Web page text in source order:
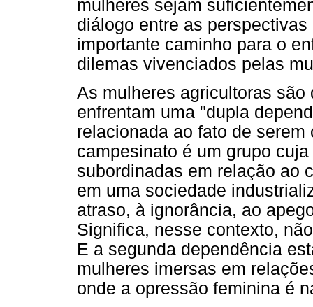
mulheres sejam
diálogo entre as
importante caminho para o
dilemas vivenciados pelas
As mulheres agricultoras
enfrentam uma "dupla
relacionada ao fato de
campesinato é um grupo
subordinadas em relação ao
em uma sociedade
atraso, à ignorância, ao
Significa, nesse contexto,
E a segunda dependência
mulheres imersas em
onde a opressão feminina é